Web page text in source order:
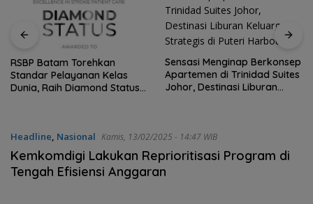
RSBP Batam Torehkan
Standar Pelayanan Kelas
Dunia, Raih Diamond Status
Sensasi Menginap Berkonsep
Apartemen di Trinidad Suites
Johor, Destinasi Liburan
Headline, Nasional Kamis, 13/02/2025 - 14:47 WIB
Kemkomdigi Lakukan Reprioritisasi Program di
Tengah Efisiensi Anggaran